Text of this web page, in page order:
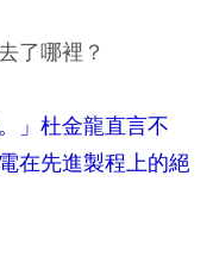
了哪裡？
」杜金龍直言不
在先進製程上的絕